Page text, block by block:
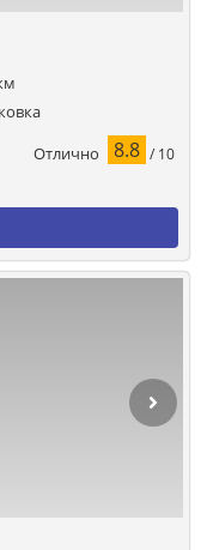
Отлично 8.8 / 10